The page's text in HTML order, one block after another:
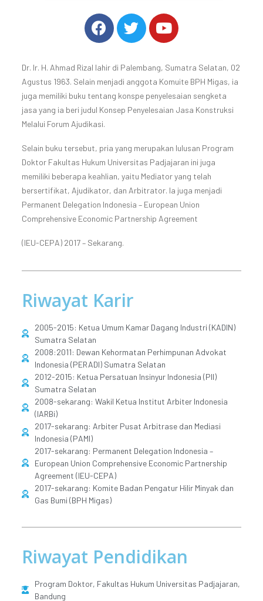
Dr. Ir. H. Ahmad Rizal lahir di Palembang, Sumatra Selatan, 02
Agustus 1963. Selain menjadi anggota Komuite BPH Migas, ia
juga memiliki buku tentang konspe penyelesaian sengketa
jasa yang ia beri judul Konsep Penyelesaian Jasa Konstruksi
Melalui Forum Ajudikasi.
Selain buku tersebut, pria yang merupakan lulusan Program
Doktor Fakultas Hukum Universitas Padjajaran ini juga
memiliki beberapa keahlian, yaitu Mediator yang telah
bersertifikat, Ajudikator, dan Arbitrator. Ia juga menjadi
Permanent Delegation Indonesia – European Union
Comprehensive Economic Partnership Agreement
(IEU-CEPA) 2017 – Sekarang.
Riwayat Karir
2005-2015: Ketua Umum Kamar Dagang Industri (KADIN)
Sumatra Selatan
2008:2011: Dewan Kehormatan Perhimpunan Advokat
Indonesia (PERADI) Sumatra Selatan
2012-2015: Ketua Persatuan Insinyur Indonesia (PII)
Sumatra Selatan
2008-sekarang: Wakil Ketua Institut Arbiter Indonesia
(IARBi)
2017-sekarang: Arbiter Pusat Arbitrase dan Mediasi
Indonesia (PAMI)
2017-sekarang: Permanent Delegation Indonesia –
European Union Comprehensive Economic Partnership
Agreement (IEU-CEPA)
2017-sekarang: Komite Badan Pengatur Hilir Minyak dan
Gas Bumi (BPH Migas)
Riwayat Pendidikan
Program Doktor, Fakultas Hukum Universitas Padjajaran,
Bandung